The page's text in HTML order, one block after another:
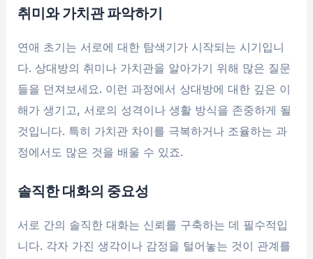
취미와 가치관 파악하기
연애 초기는 서로에 대한 탐색기가 시작되는 시기입니
다. 상대방의 취미나 가치관을 알아가기 위해 많은 질문
들을 던져보세요. 이런 과정에서 상대방에 대한 깊은 이
해가 생기고, 서로의 성격이나 생활 방식을 존중하게 될
것입니다. 특히 가치관 차이를 극복하거나 조율하는 과
정에서도 많은 것을 배울 수 있죠.
솔직한 대화의 중요성
서로 간의 솔직한 대화는 신뢰를 구축하는 데 필수적입
니다. 각자 가진 생각이나 감정을 털어놓는 것이 관계를